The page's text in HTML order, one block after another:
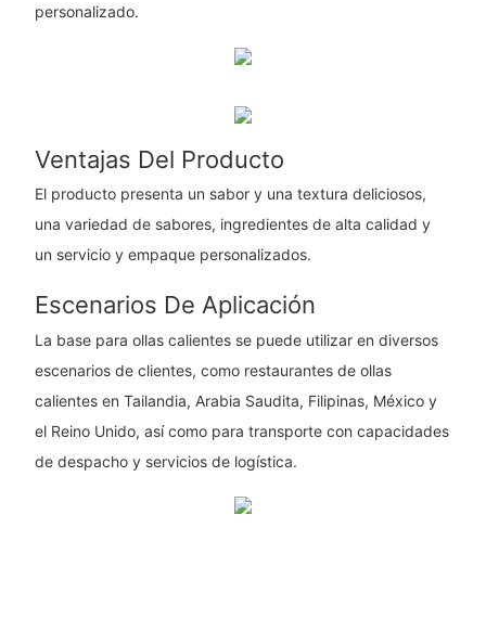
personalizado.
Ventajas Del Producto
El producto presenta un sabor y una textura deliciosos,
una variedad de sabores, ingredientes de alta calidad y
un servicio y empaque personalizados.
Escenarios De Aplicación
La base para ollas calientes se puede utilizar en diversos
escenarios de clientes, como restaurantes de ollas
calientes en Tailandia, Arabia Saudita, Filipinas, México y
el Reino Unido, así como para transporte con capacidades
de despacho y servicios de logística.